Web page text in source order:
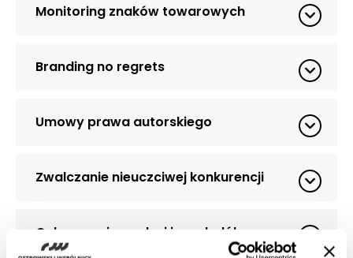
Monitoring znaków towarowych
Branding no regrets
Umowy prawa autorskiego
Zwalczanie nieuczciwej konkurencji
Ochrona wizerunku i innych dóbr
osobistych